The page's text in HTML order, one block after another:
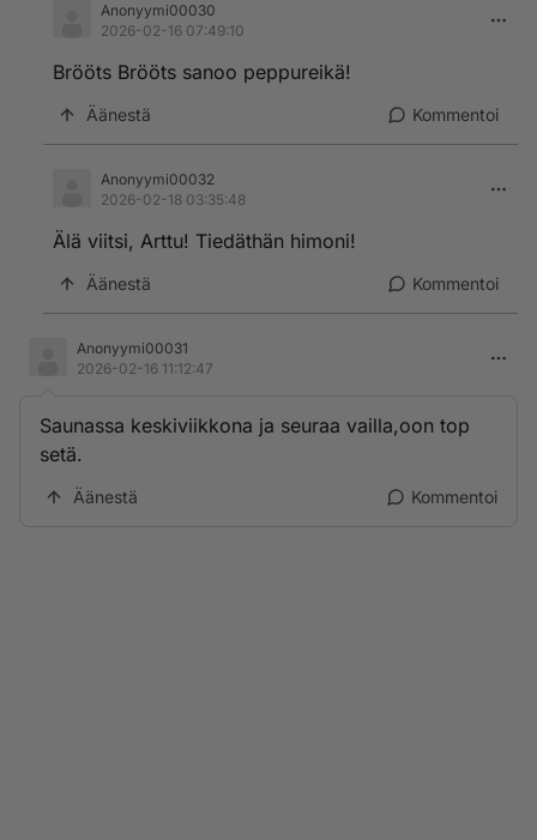
Anonyymi00030
2026-02-16 07:49:10
Brööts Brööts sanoo peppureikä!
Äänestä Kommentoi
Anonyymi00032
2026-02-18 03:35:48
Älä viitsi, Arttu! Tiedäthän himoni!
Äänestä Kommentoi
Anonyymi00031
2026-02-16 11:12:47
Saunassa keskiviikkona ja seuraa vailla,oon top
setä.
Äänestä Kommentoi